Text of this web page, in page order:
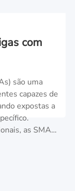
com
são uma
capazes de
expostas a
as SMAs